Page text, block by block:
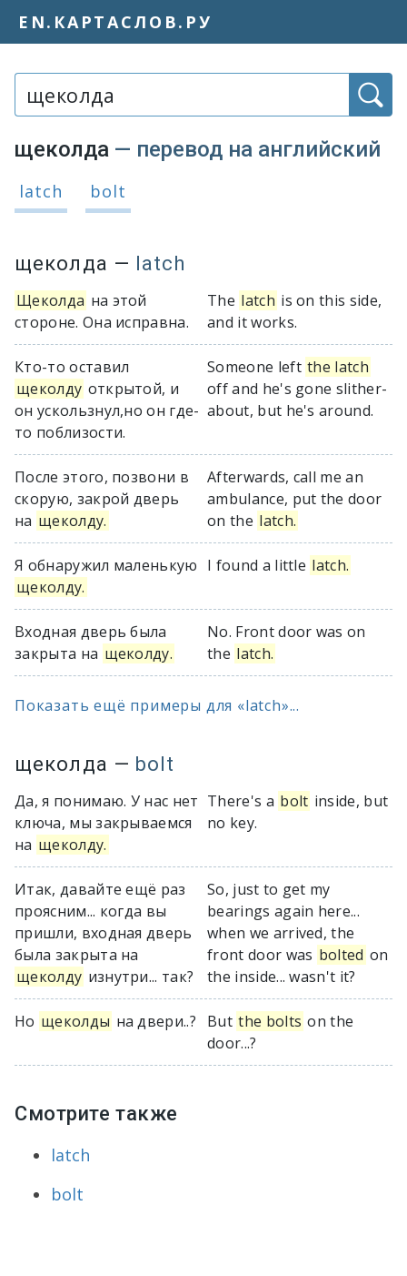
EN.КАРТАСЛОВ.РУ
щеколда — перевод на английский
Варианты перевода слова
latch bolt
щеколда — latch
Щеколда на этой
стороне. Она исправна.
The latch is on this side,
and it works.
Кто-то оставил
щеколду открытой, и
он ускользнул,но он где-
то поблизости.
Someone left the latch
off and he's gone slither-
about, but he's around.
После этого, позвони в
скорую, закрой дверь
на щеколду.
Afterwards, call me an
ambulance, put the door
on the latch.
Я обнаружил маленькую
щеколду.
I found a little latch.
Входная дверь была
закрыта на щеколду.
No. Front door was on
the latch.
Показать ещё примеры для «latch»...
щеколда — bolt
Да, я понимаю. У нас нет
ключа, мы закрываемся
на щеколду.
There's a bolt inside, but
no key.
Итак, давайте ещё раз
проясним... когда вы
пришли, входная дверь
была закрыта на
щеколду изнутри... так?
So, just to get my
bearings again here...
when we arrived, the
front door was bolted on
the inside... wasn't it?
Но щеколды на двери..? But the bolts on the
door...?
Смотрите также
latch
bolt